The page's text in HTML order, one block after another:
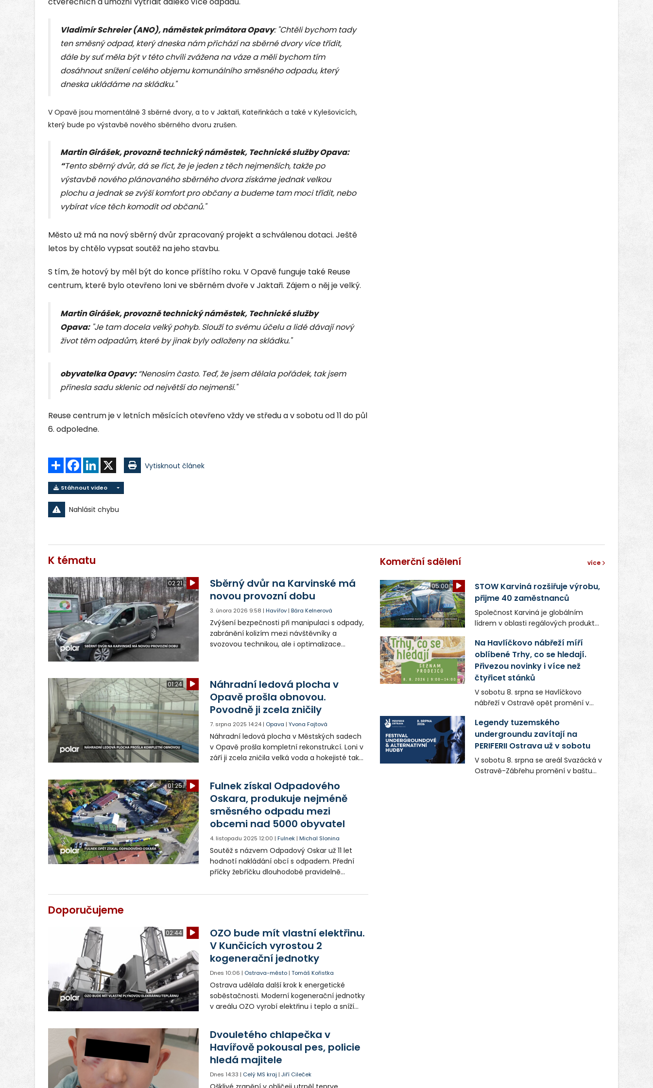
Vladimír Schreier (ANO), náměstek primátora Opavy: "Chtěli bychom tady
ten směsný odpad, který dneska nám přichází na sběrné dvory více třídit,
dále by suť měla být v této chvíli zvážena na váze a měli bychom tím
dosáhnout snížení celého objemu komunálního směsného odpadu, který
dneska ukládáme na skládku."
V Opavě jsou momentálně 3 sběrné dvory, a to v Jaktaři, Kateřinkách a také v Kylešovicích,
který bude po výstavbě nového sběrného dvoru zrušen.
Martin Girášek,provozně technický náměstek, Technické služby Opava:
“Tento sběrný dvůr, dá se říct, že je jeden z těch nejmenších, takže po
výstavbě nového plánovaného sběrného dvora získáme jednak velkou
plochu a jednak se zvýší komfort pro občany a budeme tam moci třídit, nebo
vybírat více těch komodit od občanů."
Město už má na nový sběrný dvůr zpracovaný projekt a schválenou dotaci. Ještě
letos by chtělo vypsat soutěž na jeho stavbu.
S tím, že hotový by měl být do konce příštího roku. V Opavě funguje také Reuse
centrum, které bylo otevřeno loni ve sběrném dvoře v Jaktaři. Zájem o něj je velký.
Martin Girášek, provozně technický náměstek, Technické služby
Opava:"Je tam docela velký pohyb. Slouží to svému účelu a lidé dávají nový
život těm odpadům, které by jinak byly odloženy na skládku."
obyvatelka Opavy:“Nenosím často. Teď, že jsem dělala pořádek, tak jsem
přinesla sadu sklenic od největší do nejmenší."
Reuse centrum je v letních měsících otevřeno vždy ve středu a v sobotu od 11 do půl
6. odpoledne.
Sdílet FacebookLinkedIn Vytisknout článek
Stáhnout video
Nahlásit chybu
K tématu
02:21
Sběrný dvůr na Karvinské má
novou provozní dobu
3. února 2026 9:58 |Havířov |Bára Kelnerová
Zvýšení bezpečnosti při manipulaci s odpady,
zabránění kolizím mezi návštěvníky a
svozovou technikou, ale i optimalizace
01:24
Náhradní ledová plocha v
Opavě prošla obnovou.
Povodně ji zcela zničily
7. srpna 2025 14:24 | Opava |Yvona Fajtová
Náhradní ledová plocha v Městských sadech
v Opavě prošla kompletní rekonstrukcí. Loni v
září ji zcela zničila velká voda a hokejisté tak
01:25
Fulnek získal Odpadového
Oskara, produkuje nejméně
směsného odpadu mezi
obcemi nad 5000 obyvatel
4. listopadu 2025 12:00 |Fulnek |Michal Slonina
Soutěž s názvem Odpadový Oskar už 11 let
hodnotí nakládání obcí s odpadem. Přední
příčky žebříčku dlouhodobě pravidelně
letos za nízkou produkci směsného odpadu
Doporučujeme
02:44
OZO bude mít vlastní elektřinu.
V Kunčicích vyrostou 2
kogenerační jednotky
Dnes 10:06 | Ostrava-město |Tomáš Kořistka
Ostrava udělala další krok k energetické
soběstačnosti. Moderní kogenerační jednotky
v areálu OZO vyrobí elektřinu i teplo a sníží
Dvouletého chlapečka v
Havířově pokousal pes, policie
hledá majitele
Dnes 14:33 | Celý MS kraj |Jiří Cileček
Komerční sdělení více
05:00
STOW Karviná rozšiřuje výrobu,
přijme 40 zaměstnanců
Společnost Karviná je globálním
lídrem v oblasti regálových produktů
zaměstnavatelem na Karvinsku a
firmou s obrovským potenciálem.
Na Havlíčkovo nábřeží míří
oblíbené Trhy, co se hledají.
Přivezou novinky i více než
čtyřicet stánků
V sobotu 8. srpna se Havlíčkovo
nábřeží v Ostravě opět promění v
lokálních výrobků. Trhy, co se hledají
tentokrát nabídnou více než čtyřicet
pečlivě vybraných stánků s kvalitní
gastronomií, farmářskými produkty,
designem i řemeslnou tvorbou.
Návštěvníci se mohou těšit nejen na
Legendy tuzemského
undergroundu zavítají na
PERIFERII Ostrava už v sobotu
V sobotu 8. srpna se areál Svazácká v
Ostravě-Zábřehu promění v baštu